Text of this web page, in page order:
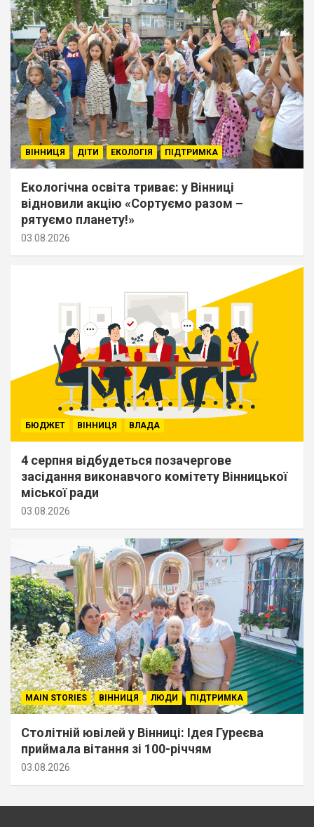
ВІННИЦЯ ДІТИ ЕКОЛОГІЯ ПІДТРИМКА
Екологічна освіта триває: у Вінниці
відновили акцію «Сортуємо разом –
рятуємо планету!»
03.08.2026
БЮДЖЕТ ВІННИЦЯ ВЛАДА
4 серпня відбудеться позачергове
засідання виконавчого комітету Вінницької
міської ради
03.08.2026
MAIN STORIES ВІННИЦЯ ЛЮДИ ПІДТРИМКА
Столітній ювілей у Вінниці: Ідея Гуреєва
приймала вітання зі 100-річчям
03.08.2026